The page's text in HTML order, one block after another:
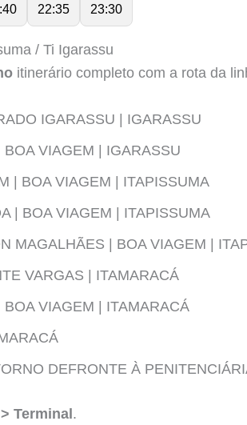
22:35 23:30
/ Ti Igarassu
itinerário completo com a rota da
IGARASSU | IGARASSU
VIAGEM | IGARASSU
| BOA VIAGEM | ITAPISSUMA
| BOA VIAGEM | ITAPISSUMA
MAGALHÃES | BOA VIAGEM |
VARGAS | ITAMARACÁ
VIAGEM | ITAMARACÁ
DEFRONTE À
Terminal.